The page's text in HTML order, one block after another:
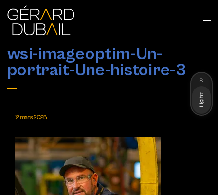
wsi-imageoptim-Un-
portrait-Une-histoire-3
12 mars 2023
Light
Dark